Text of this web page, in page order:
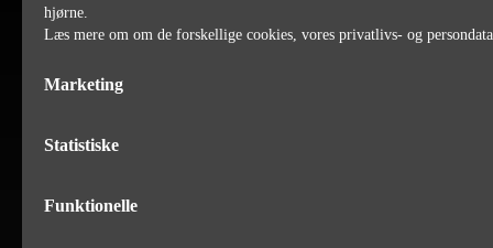
hjørne.
Læs mere om om de forskellige cookies, vores privatlivs- og
Marketing
Statistiske
Funktionelle